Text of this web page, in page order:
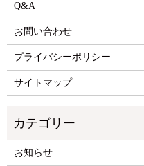
Q&A
お問い合わせ
プライバシーポリシー
サイトマップ
お知らせ